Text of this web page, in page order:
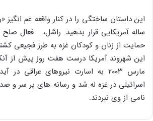
ساله آمریکایی قرار بدهید. راشل، فعال
حمایت از زنان و کودکان غزه به طرز فجیعی
مارس ۲۰۰۳ به اسارت نیروهای عراقی در
اسرائیلی در غزه له شد و رسانه های پر سر و
نامی از وی نبردند.